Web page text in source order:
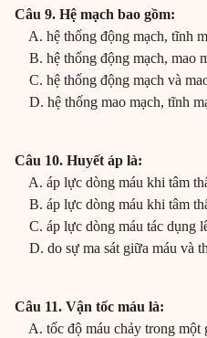
Câu 9. Hệ mạch bao gồm:
A. hệ thống động mạch, tĩnh
B. hệ thống động mạch, mao
C. hệ thống động mạch và
D. hệ thống mao mạch, tĩnh
Câu 10. Huyết áp là:
A. áp lực dòng máu khi tâm
B. áp lực dòng máu khi tâm
C. áp lực dòng máu tác dụng
D. do sự ma sát giữa máu và
Câu 11. Vận tốc máu là:
A. tốc độ máu chảy trong một